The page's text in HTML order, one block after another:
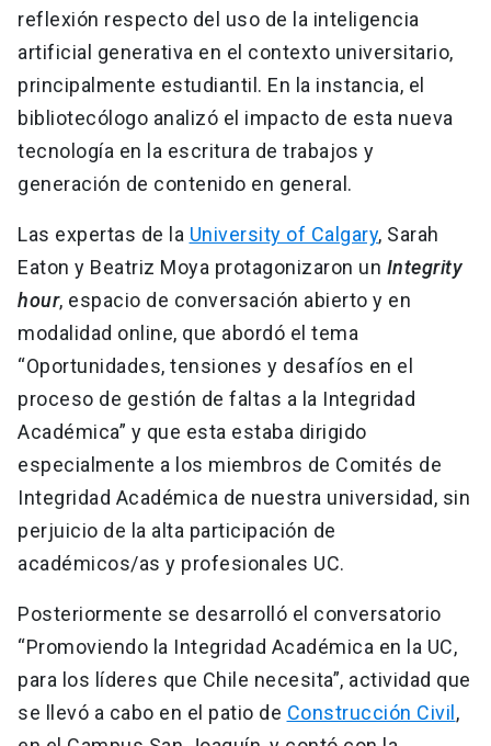
reflexión respecto del uso de la inteligencia
artificial generativa en el contexto universitario,
principalmente estudiantil. En la instancia, el
bibliotecólogo analizó el impacto de esta nueva
tecnología en la escritura de trabajos y
generación de contenido en general.
Las expertas de la University of Calgary, Sarah
Eaton y Beatriz Moya protagonizaron un Integrity
hour, espacio de conversación abierto y en
modalidad online, que abordó el tema
“Oportunidades, tensiones y desafíos en el
proceso de gestión de faltas a la Integridad
Académica” y que esta estaba dirigido
especialmente a los miembros de Comités de
Integridad Académica de nuestra universidad, sin
perjuicio de la alta participación de
académicos/as y profesionales UC.
Posteriormente se desarrolló el conversatorio
“Promoviendo la Integridad Académica en la UC,
para los líderes que Chile necesita”, actividad que
se llevó a cabo en el patio de Construcción Civil ,